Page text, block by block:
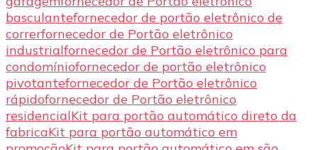
basculantefornecedor de portão eletrônico de
correrfornecedor de Portão eletrônico
industrialfornecedor de Portão eletrônico para
condomíniofornecedor de portão eletrônico
pivotantefornecedor de Portão eletrônico
rápidofornecedor de Portão eletrônico
residencialKit para portão automático direto da
fabricaKit para portão automático em